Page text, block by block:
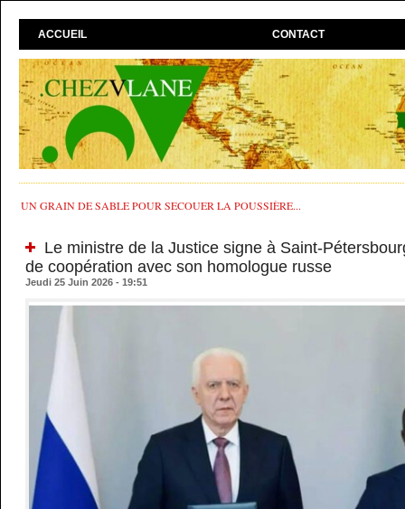
ACCUEIL CONTACT
UN GRAIN DE SABLE POUR SECOUER LA POUSSIÈRE...
Le ministre de la Justice signe à Saint-
de coopération avec son homologue russe
Jeudi 25 Juin 2026 - 19:51